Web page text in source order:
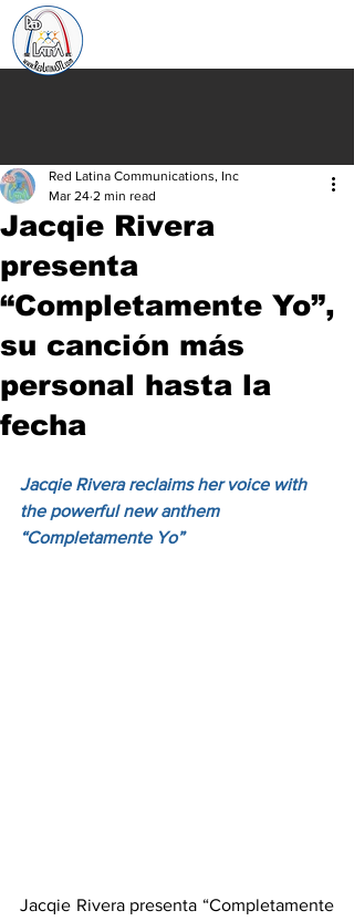
Jacqie Rivera
presenta
“Completamente Yo”,
su canción más
personal hasta la
fecha
Red Latina Communications, Inc
Mar 24 2 min read
Jacqie Rivera reclaims her voice with
the powerful new anthem
“Completamente Yo”
Jacqie Rivera presenta “Completamente